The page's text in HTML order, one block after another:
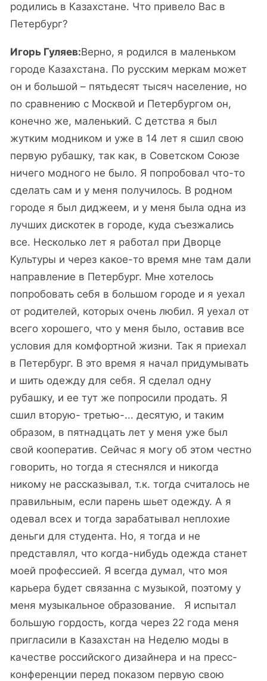
родились в Казахстане. Что привело Вас в
Петербург?
Игорь Гуляев:Верно, я родился в маленьком
городе Казахстана. По русским меркам может
он и большой – пятьдесят тысяч население, но
по сравнению с Москвой и Петербургом он,
конечно же, маленький. С детства я был
жутким модником и уже в 14 лет я сшил свою
первую рубашку, так как, в Советском Союзе
ничего модного не было. Я попробовал что-то
сделать сам и у меня получилось. В родном
городе я был диджеем, и у меня была одна из
лучших дискотек в городе, куда съезжались
все. Несколько лет я работал при Дворце
Культуры и через какое-то время мне там дали
направление в Петербург. Мне хотелось
попробовать себя в большом городе и я уехал
от родителей, которых очень любил. Я уехал от
всего хорошего, что у меня было, оставив все
условия для комфортной жизни. Так я приехал
в Петербург. В это время я начал придумывать
и шить одежду для себя. Я сделал одну
рубашку, и ее тут же попросили продать. Я
сшил вторую- третью-... десятую, и таким
образом, в пятнадцать лет у меня уже был
свой кооператив. Сейчас я могу об этом честно
говорить, но тогда я стеснялся и никогда
никому не рассказывал, т.к. тогда считалось не
правильным, если парень шьет одежду. А я
одевал всех и тогда зарабатывал неплохие
деньги для студента. Но, я тогда и не
представлял, что когда-нибудь одежда станет
моей профессией. Я всегда думал, что моя
карьера будет связанна с музыкой, поэтому у
меня музыкальное образование. Я испытал
большую гордость, когда через 22 года меня
пригласили в Казахстан на Неделю моды в
качестве российского дизайнера и на пресс-
конференции перед показом первую свою